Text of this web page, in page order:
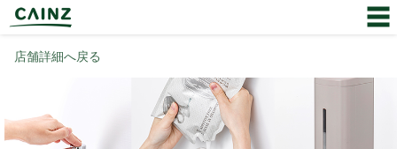
店舗詳細へ戻る